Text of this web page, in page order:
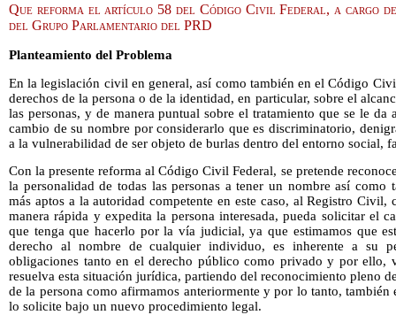
Que reforma el artículo 58 del Código Civil Federal, a cargo
del Grupo Parlamentario del PRD
Planteamiento del Problema
En la legislación civil en general, así como también en el Código
derechos de la persona o de la identidad, en particular, sobre el
las personas, y de manera puntual sobre el tratamiento que se le
cambio de su nombre por considerarlo que es discriminatorio,
a la vulnerabilidad de ser objeto de burlas dentro del entorno social,
Con la presente reforma al Código Civil Federal, se pretende
la personalidad de todas las personas a tener un nombre así como
más aptos a la autoridad competente en este caso, al Registro
manera rápida y expedita la persona interesada, pueda solicitar el
que tenga que hacerlo por la vía judicial, ya que estimamos que
derecho al nombre de cualquier individuo, es inherente a su
obligaciones tanto en el derecho público como privado y por ello,
resuelva esta situación jurídica, partiendo del reconocimiento pleno
de la persona como afirmamos anteriormente y por lo tanto,
lo solicite bajo un nuevo procedimiento legal.